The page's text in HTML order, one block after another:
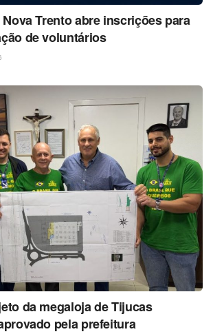
Trento abre inscrições para
de voluntários
da megaloja de Tijucas
pela prefeitura